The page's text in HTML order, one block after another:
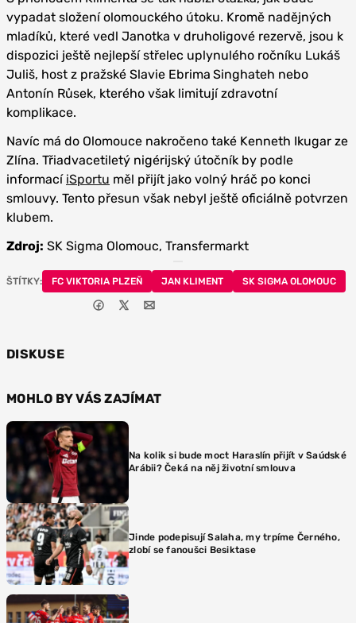
vypadat složení olomouckého útoku. Kromě nadějných
mladíků, které vedl Janotka v druholigové rezervě, jsou k
dispozici ještě nejlepší střelec uplynulého ročníku Lukáš
Juliš, host z pražské Slavie Ebrima Singhateh nebo
Antonín Růsek, kterého však limitují zdravotní
komplikace.
Navíc má do Olomouce nakročeno také Kenneth Ikugar ze
Zlína. Třiadvacetiletý nigérijský útočník by podle
informací iSportu měl přijít jako volný hráč po konci
smlouvy. Tento přesun však nebyl ještě oficiálně potvrzen
klubem.
Zdroj: SK Sigma Olomouc, Transfermarkt
ŠTÍTKY: FC VIKTORIA PLZEŇ JAN KLIMENT SK SIGMA OLOMOUC
DISKUSE
MOHLO BY VÁS ZAJÍMAT
Na kolik si bude moct Haraslín přijít v Saúdské
Arábii? Čeká na něj životní smlouva
Jinde podepisují Salaha, my trpíme Černého,
zlobí se fanoušci Besiktase